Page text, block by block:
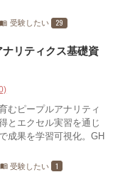
menu_book 受験したい 29
リティクス基礎資
むピープルアナリティ
とエクセル実習を通じ
成果を学習可視化。GH
menu_book 受験したい 1